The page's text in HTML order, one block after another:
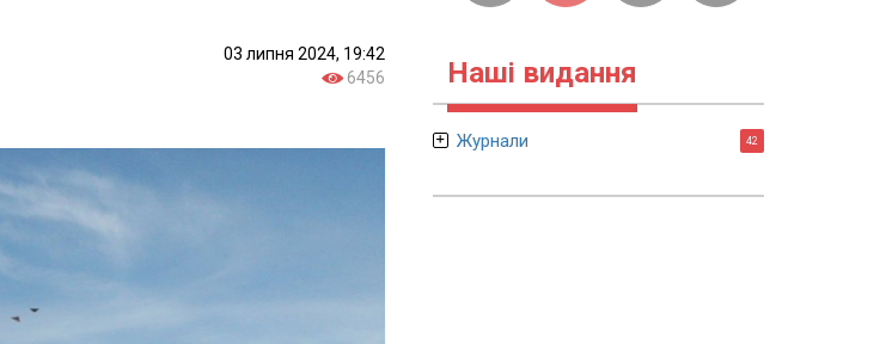
03 липня 2024, 19:42
6456
Наші видання
Журнали 42